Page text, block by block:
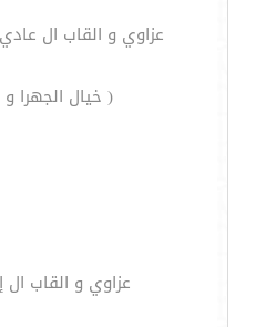
عزاوي و القاب ال
( خيال الجهرا
عزاوي و القاب